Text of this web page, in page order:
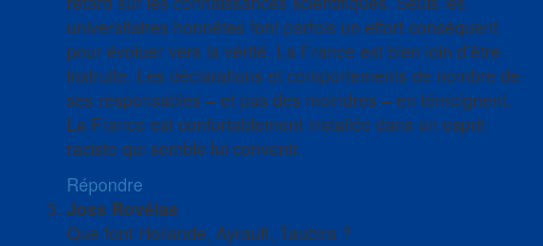
universitaires honnêtes font parfois un effort conséquent
pour évoluer vers la vérité. La France est bien loin d’être
instruite. Les déclarations et comportements de nombre de
ses responsables – et pas des moindres – en témoignent.
La France est confortablement installée dans un esprit
raciste qui semble lui convenir.
Répondre
Joss Rovélas
Que font Hollande, Ayrault, Taubira ?